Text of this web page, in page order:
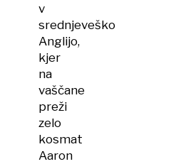
v
srednjeveško
Anglijo,
kjer
na
vaščane
preži
zelo
kosmat
Aaron